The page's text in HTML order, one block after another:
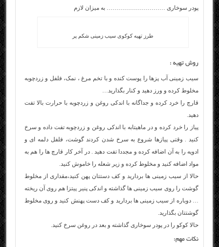
پودر سوخاری ………………………… به میزان لازم
طرز تهیه کوکوی سیب زمینی شکم پر
روش تهیه :
سیب زمینی آب پزها را پوست کنده و با تخم مرغ ، نمک، فلفل و زردچوبه
مخلوط کرده و ورز دهید و کنار بگذارید…
قارچ را خرد کرده و جداگانه با اندکی روغن و زردچوبه با حرارت بالا تفت
دهید.
پیاز را خرد کرده و در ماهیتابه با اندکی روغن و زردچوبه تفت داده و سرخ
کنید . وقتی پیازها شروع به سرخ شدن کردند گوشت، فلفل دلمه ای و
ادویه را به آن اضافه کرده و مجددا تفت دهید . در آخر کار قارچ ها را هم به
مواد اضافه کنید و مخلوط کرده و زیر شعله را خاموش کنید.
حالا از سیب زمینی ها بردارید و کف دستتان پهن کنید،مقداری از مخلوط
گوشت را روی سیب زمینی ها گذاشته و اندکی پنیر پیتزا هم روی آن ریخته
… دوباره از سیب زمینی ها بردارید و کف دست پهنش کنید و روی مخلوط
گوشتتان بگذارید.
حالا کوکو را در پودر سوخاری گذاشته و بعد در روغن سرخ کنید.
نکات مهم: